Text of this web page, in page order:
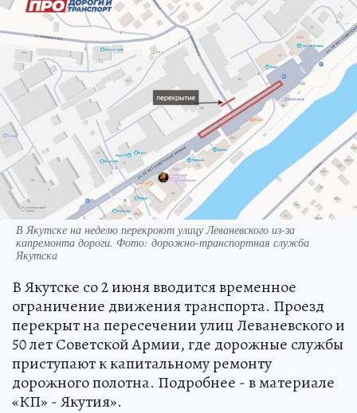
В Якутске на неделю перекроют улицу Леваневского из-за
капремонта дороги. Фото: дорожно-транспортная служба
Якутска
В Якутске со 2 июня вводится временное
ограничение движения транспорта. Проезд
перекрыт на пересечении улиц Леваневского и
50 лет Советской Армии, где дорожные службы
приступают к капитальному ремонту
дорожного полотна. Подробнее - в материале
«КП» - Якутия».